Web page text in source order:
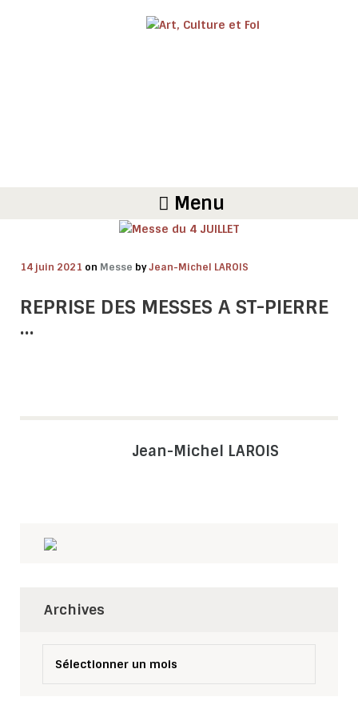
Menu
14 juin 2021 on Messe byJean-Michel LAROIS
REPRISE DES MESSES A ST-PIERRE
…
Jean-Michel LAROIS
Archives